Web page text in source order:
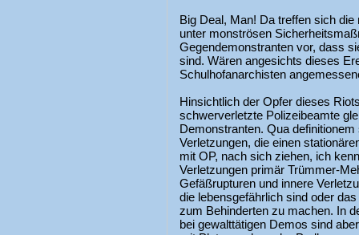
Big Deal, Man! Da treffen sich
unter monströsen
Gegendemonstranten vor, dass
sind. Wären angesichts dieses
Schulhofanarchisten
Hinsichtlich der Opfer dieses
schwerverletzte Polizeibeamte
Demonstranten. Qua
Verletzungen, die einen
mit OP, nach sich ziehen, ich
Verletzungen primär Trümmer-
Gefäßrupturen und innere
die lebensgefährlich sind oder
zum Behinderten zu machen. In
bei gewalttätigen Demos sind